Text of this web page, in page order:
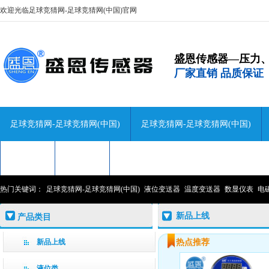
欢迎光临足球竞猜网-足球竞猜网(中国)官网
盛恩传感器—压力
厂家直销 品质保证
足球竞猜网-足球竞猜网(中国) 足球竞猜网-足球竞猜网(中国)
热门关键词： 足球竞猜网-足球竞猜网(中国) 液位变送器 温度变送器 数显仪表 电
产品类目
新品上线
新品上线
热点推荐